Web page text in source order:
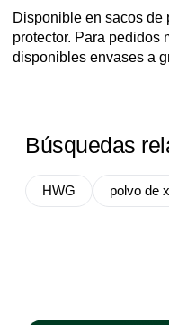
Disponible en sacos de
protector. Para pedidos
disponibles envases a
Búsquedas
HWG polvo de